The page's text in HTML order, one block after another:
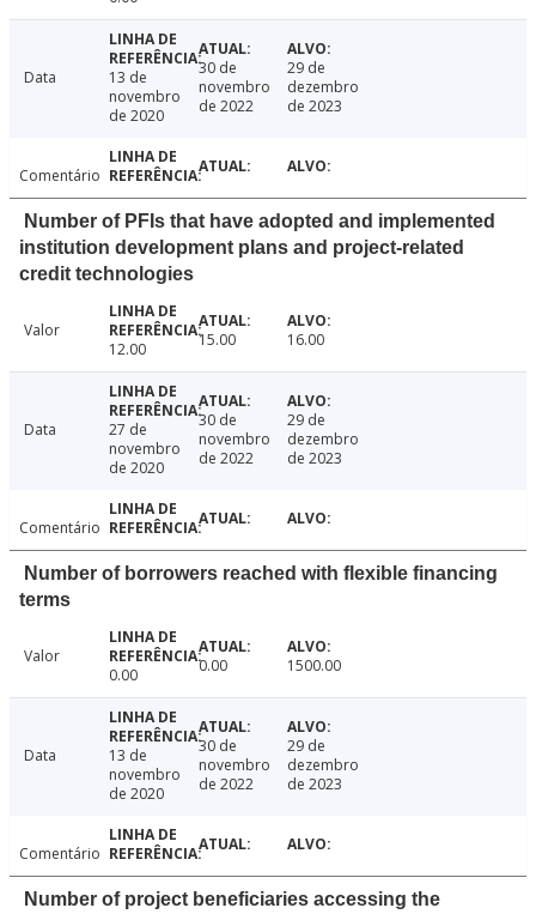
Data
13 de
novembro
de 2020
30 de
novembro
de 2022
29 de
dezembro
de 2023
Comentário
Number of PFIs that have adopted and implemented
institution development plans and project-related
credit technologies
Valor
12.00
15.00 16.00
Data
27 de
novembro
de 2020
30 de
novembro
de 2022
29 de
dezembro
de 2023
Comentário
Number of borrowers reached with flexible financing
terms
Valor
0.00
0.00 1500.00
Data
13 de
novembro
de 2020
30 de
novembro
de 2022
29 de
dezembro
de 2023
Comentário
Number of project beneficiaries accessing the